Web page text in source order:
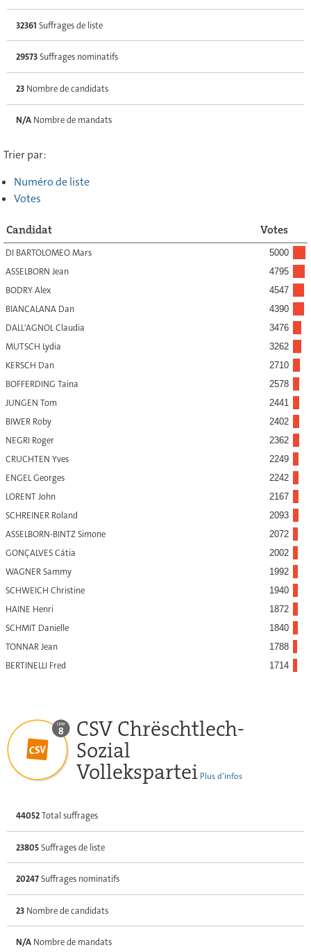
32361 Suffrages de liste
29573Suffrages nominatifs
23Nombre de candidats
N/ANombre de mandats
Trier par:
Numéro de liste
Votes
Candidat Votes
DI BARTOLOMEO Mars 5000
ASSELBORN Jean 4795
BODRY Alex 4547
BIANCALANA Dan 4390
DALL'AGNOL Claudia 3476
MUTSCH Lydia 3262
KERSCH Dan 2710
BOFFERDING Taina 2578
JUNGEN Tom 2441
BIWER Roby 2402
NEGRI Roger 2362
CRUCHTEN Yves 2249
ENGEL Georges 2242
LORENT John 2167
SCHREINER Roland 2093
ASSELBORN-BINTZ Simone 2072
GONÇALVES Cátia 2002
WAGNER Sammy 1992
SCHWEICH Christine 1940
HAINE Henri 1872
SCHMIT Danielle 1840
TONNAR Jean 1788
BERTINELLI Fred 1714
CSV Chrëschtlech-
Sozial
Vollekspartei Plus d’infos
44052Total suffrages
23805Suffrages de liste
20247Suffrages nominatifs
23Nombre de candidats
N/ANombre de mandats